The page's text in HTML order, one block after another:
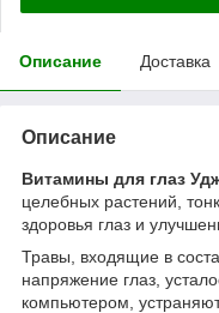
Описание Доставка
Описание
Витамины для глаз
целебных растений,
здоровья глаз и
Травы, входящие в
напряжение глаз,
компьютером,